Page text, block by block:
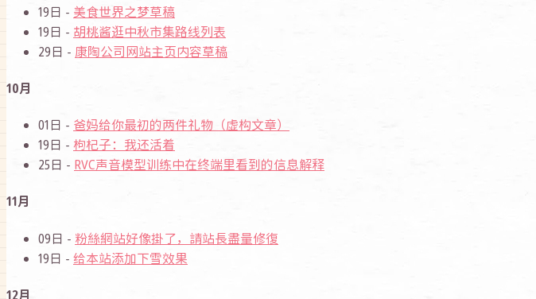
19日 - 美食世界之梦草稿
19日 - 胡桃酱逛中秋市集路线列表
29日 - 康陶公司网站主页内容草稿
10月
01日 - 爸妈给你最初的两件礼物（虚构文章）
19日 - 枸杞子：我还活着
25日 - RVC声音模型训练中在终端里看到的信息解释
11月
09日 - 粉絲網站好像掛了，請站長盡量修復
19日 - 给本站添加下雪效果
12月